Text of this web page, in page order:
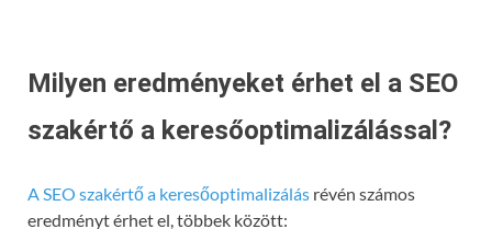
Milyen eredményeket érhet el a SEO
szakértő a keresőoptimalizálással?
A SEO szakértő a keresőoptimalizálás révén számos
eredményt érhet el, többek között: